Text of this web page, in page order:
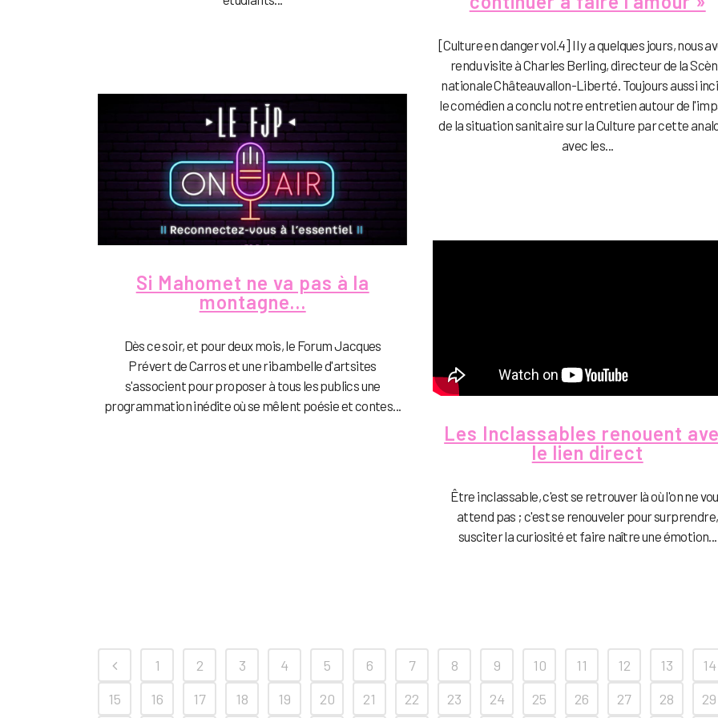
[Culture en danger vol.4] Il y a quelques jours, nous
rendu visite à Charles Berling, directeur de la
nationale Châteauvallon-Liberté. Toujours aussi
le comédien a conclu notre entretien autour de
de la situation sanitaire sur la Culture par cette
avec les...
Si Mahomet ne va pas à la
montagne…
Dès ce soir, et pour deux mois, le Forum Jacques
Prévert de Carros et une ribambelle d'artsites
s'associent pour proposer à tous les publics une
programmation inédite où se mêlent poésie et contes...
Les Inclassables renouent
le lien direct
Être inclassable, c'est se retrouver là où l'on ne
attend pas ; c'est se renouveler pour surprendre,
susciter la curiosité et faire naître une émotion...
1 2 3 4 5 6 7 8 9 10 11 12 13
14
15
16 17 18 19 20 21 22 23 24 25 26 27 28 29